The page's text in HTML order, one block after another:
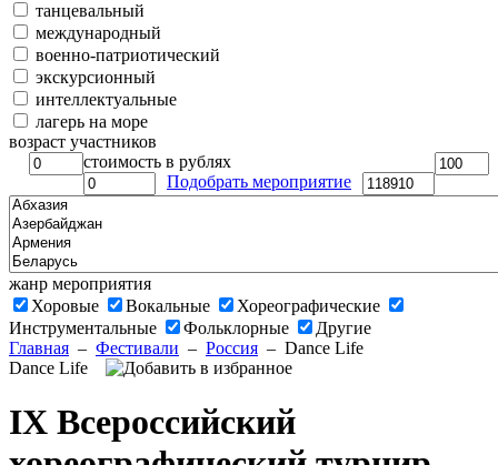
танцевальный
международный
военно-патриотический
экскурсионный
интеллектуальные
лагерь на море
возраст участников
стоимость в рублях
Подобрать мероприятие
жанр мероприятия
Хоровые
Вокальные
Хореографические
Инструментальные
Фольклорные
Другие
Главная – Фестивали – Россия – Dance Life
Dance Life
IX Всероссийский